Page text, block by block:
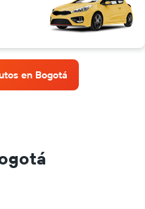
en Bogotá